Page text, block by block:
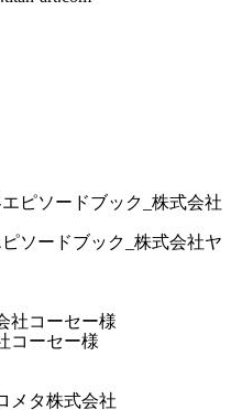
ソードブック_株式会社ヤ
コーセー様